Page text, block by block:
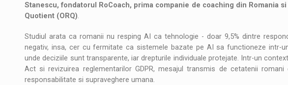
Stanescu, fondatorul RoCoach, prima companie de coaching din Romania
Quotient (ORQ).
Studiul arata ca romanii nu resping AI ca tehnologie - doar 9,5% dintre
negativ, insa, cer cu fermitate ca sistemele bazate pe AI sa functioneze intr-
unde deciziile sunt transparente, iar drepturile individuale protejate. Intr-un
Act si revizuirea reglementarilor GDPR, mesajul transmis de cetatenii
responsabilitate si supraveghere umana.